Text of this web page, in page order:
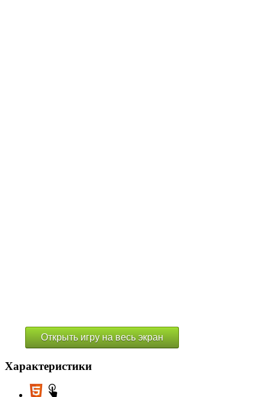
Открыть игру на весь экран
Характеристики